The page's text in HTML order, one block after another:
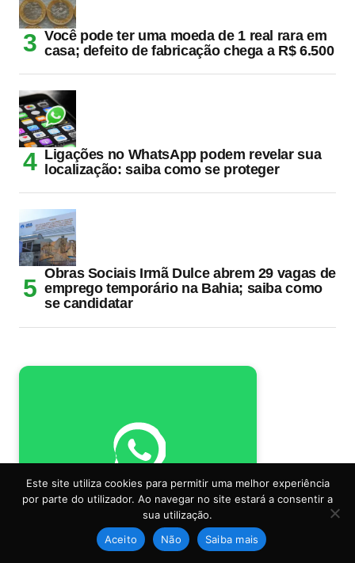
Você pode ter uma moeda de 1 real rara em
casa; defeito de fabricação chega a R$ 6.500
Ligações no WhatsApp podem revelar sua
localização: saiba como se proteger
Obras Sociais Irmã Dulce abrem 29 vagas de
emprego temporário na Bahia; saiba como
se candidatar
Participe do nosso grupo
de WhatsApp
Entre para participar
Este site utiliza cookies para permitir uma melhor experiência
por parte do utilizador. Ao navegar no site estará a consentir a
sua utilização.
Aceito
Não Saiba mais